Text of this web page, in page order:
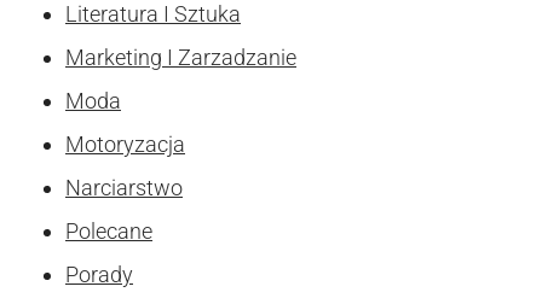
Literatura I Sztuka
Marketing I Zarzadzanie
Moda
Motoryzacja
Narciarstwo
Polecane
Porady